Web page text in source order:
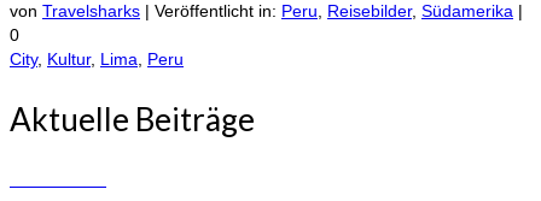
von Travelsharks | Veröffentlicht in: Peru, Reisebilder, Südamerika |
0
City, Kultur, Lima, Peru
Aktuelle Beiträge